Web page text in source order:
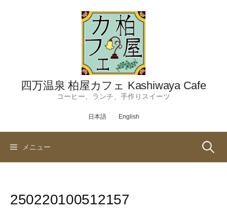
四万温泉 柏屋カフェ Kashiwaya Cafe
コーヒー、ランチ、手作りスイーツ
日本語 English
メニュー 検
250220100512157